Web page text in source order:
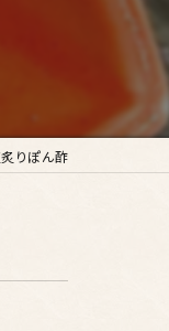
りぽん酢